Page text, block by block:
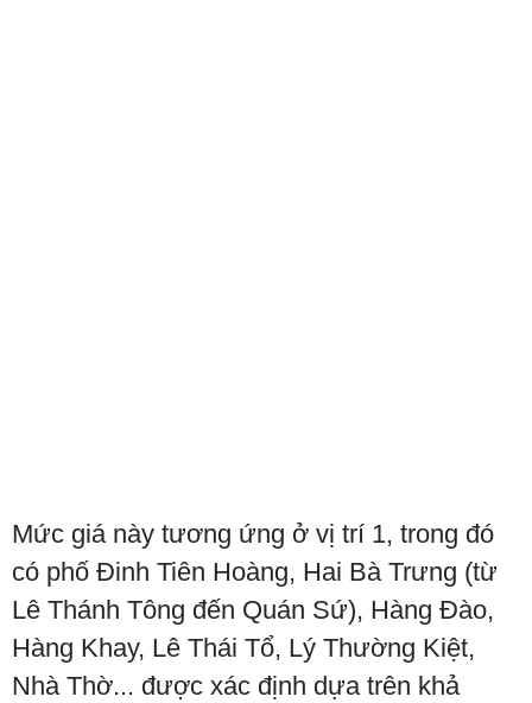
Mức giá này tương ứng ở vị trí 1, trong đó
có phố Đinh Tiên Hoàng, Hai Bà Trưng (từ
Lê Thánh Tông đến Quán Sứ), Hàng Đào,
Hàng Khay, Lê Thái Tổ, Lý Thường Kiệt,
Nhà Thờ... được xác định dựa trên khả